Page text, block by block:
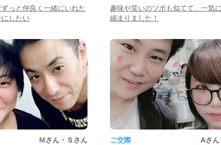
っと仲良く一緒にいれた
したい
趣味や笑いのツボも似てて、一気
縮まりました！
Ｍさん・Ｓさん
ご交際
Aさん